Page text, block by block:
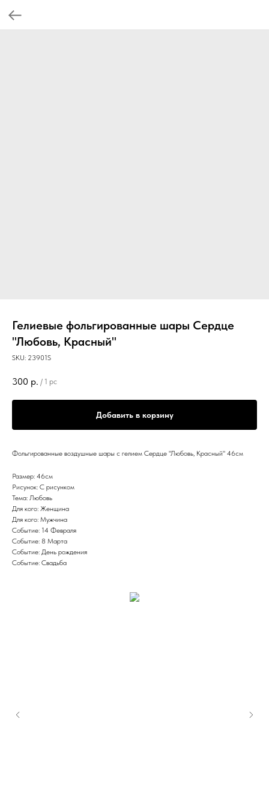
Гелиевые фольгированные шары Сердце
"Любовь, Красный"
SKU: 23901S
300 р. / 1 pc
Добавить в корзину
Фольгированные воздушные шары с гелием Сердце "Любовь, Красный" 46см
Размер: 46см
Рисунок: С рисунком
Тема: Любовь
Для кого: Женщина
Для кого: Мужчина
Событие: 14 Февраля
Событие: 8 Марта
Событие: День рождения
Событие: Свадьба